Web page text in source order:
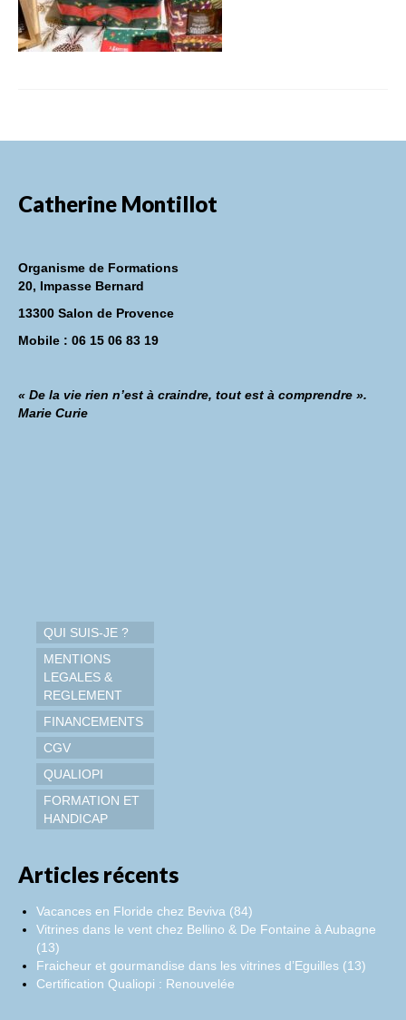
Catherine Montillot
Organisme de Formations
20, Impasse Bernard
13300 Salon de Provence
Mobile : 06 15 06 83 19
« De la vie rien n’est à craindre, tout est à comprendre ».
Marie Curie
QUI SUIS-JE ?
MENTIONS
LEGALES &
REGLEMENT
FINANCEMENTS
CGV
QUALIOPI
FORMATION ET
HANDICAP
Articles récents
Vacances en Floride chez Beviva (84)
Vitrines dans le vent chez Bellino & De Fontaine à Aubagne
(13)
Fraicheur et gourmandise dans les vitrines d’Eguilles (13)
Certification Qualiopi : Renouvelée